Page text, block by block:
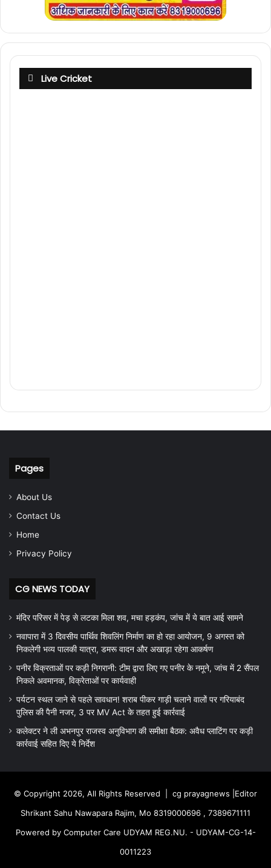
Live Cricket
Pages
About Us
Contact Us
Home
Privacy Policy
CG NEWS TODAY
मंदिर परिसर में पेड़ से लटका मिला शव, मचा हड़कंप, जांच में ये बात आई सामने
नवापारा में 3 दिवसीय पार्थिव शिवलिंग निर्माण का हो रहा आयोजन, 9 अगस्त को
निकलेगी भव्य पालकी यात्रा, डमरू वादन और अखाड़ा रहेगा आकर्षण
पनीर विक्रताओं पर कड़ी निगरानी: टीम द्वारा लिए गए पनीर के नमूने, जांच में 2 सैंपल
निकले अवमानक, विक्रेताओं पर कार्यवाही
पर्यटन स्थल जाने से पहले सावधान! शराब पीकर गाड़ी चलाने वालों पर गरियाबंद
पुलिस की पैनी नजर, 3 पर MV Act के तहत हुई कार्रवाई
कलेक्टर ने ली अभनपुर राजस्व अनुविभाग की समीक्षा बैठक: अवैध प्लाटिंग पर कड़ी
कार्रवाई सहित दिए ये निर्देश
© Copyright 2026, All Rights Reserved | cg prayagnews |Editor
Shrikant Sahu Nawapara Rajim, Mo 8319000696 , 7389671111
Powered by Computer Care UDYAM REG.NU. - UDYAM-CG-14-
0011223